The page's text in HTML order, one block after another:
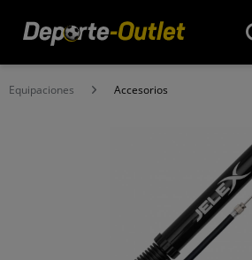
Equipaciones Accesorios